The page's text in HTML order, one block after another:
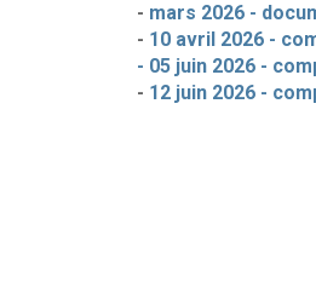
- mars 2026 -
- 10 avril 2026 -
- 05 juin 2026 -
- 12 juin 2026 -